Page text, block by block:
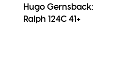
Hugo Gernsback:
Ralph 124C 41+